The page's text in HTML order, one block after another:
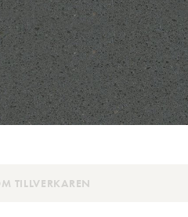
TILLVERKAREN